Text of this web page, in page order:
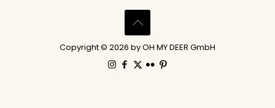
Copyright © 2026 by OH MY DEER GmbH